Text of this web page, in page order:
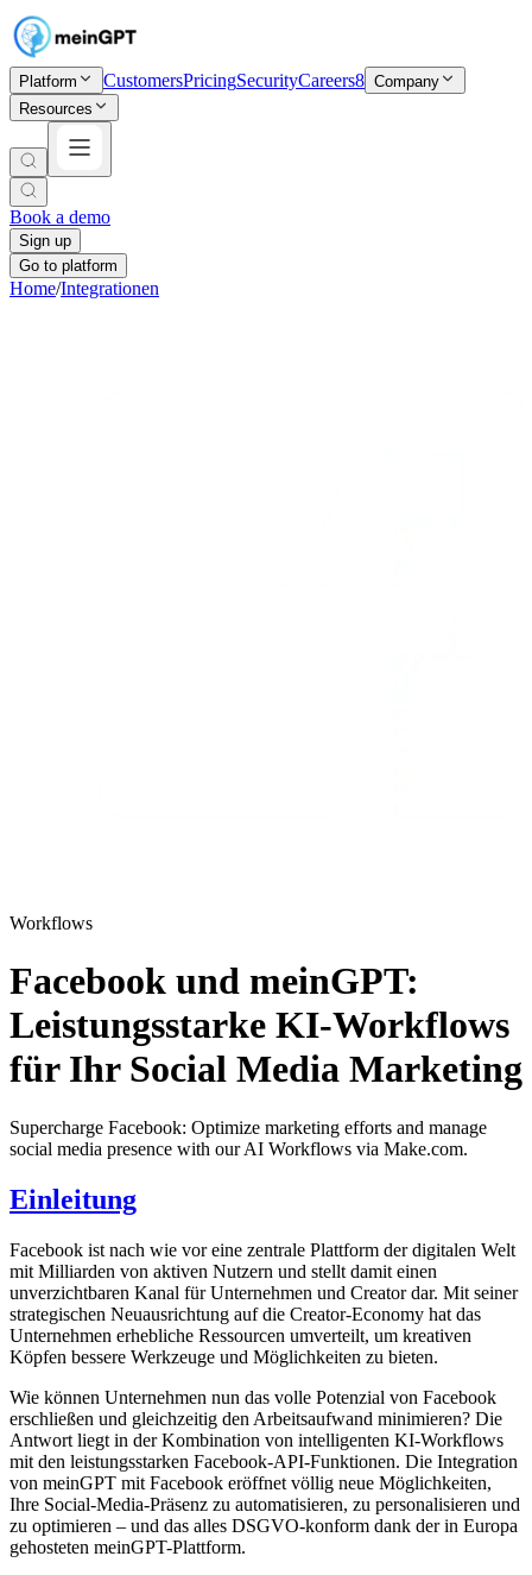
Platform CustomersPricingSecurityCareers8 Company
Resources
Book a demo
Sign up
Go to platform
Home/Integrationen
Workflows
Facebook und meinGPT:
Leistungsstarke KI-Workflows
für Ihr Social Media Marketing
Supercharge Facebook: Optimize marketing efforts and manage
social media presence with our AI Workflows via Make.com.
Einleitung
Facebook ist nach wie vor eine zentrale Plattform der digitalen Welt
mit Milliarden von aktiven Nutzern und stellt damit einen
unverzichtbaren Kanal für Unternehmen und Creator dar. Mit seiner
strategischen Neuausrichtung auf die Creator-Economy hat das
Unternehmen erhebliche Ressourcen umverteilt, um kreativen
Köpfen bessere Werkzeuge und Möglichkeiten zu bieten.
Wie können Unternehmen nun das volle Potenzial von Facebook
erschließen und gleichzeitig den Arbeitsaufwand minimieren? Die
Antwort liegt in der Kombination von intelligenten KI-Workflows
mit den leistungsstarken Facebook-API-Funktionen. Die Integration
von meinGPT mit Facebook eröffnet völlig neue Möglichkeiten,
Ihre Social-Media-Präsenz zu automatisieren, zu personalisieren und
zu optimieren – und das alles DSGVO-konform dank der in Europa
gehosteten meinGPT-Plattform.